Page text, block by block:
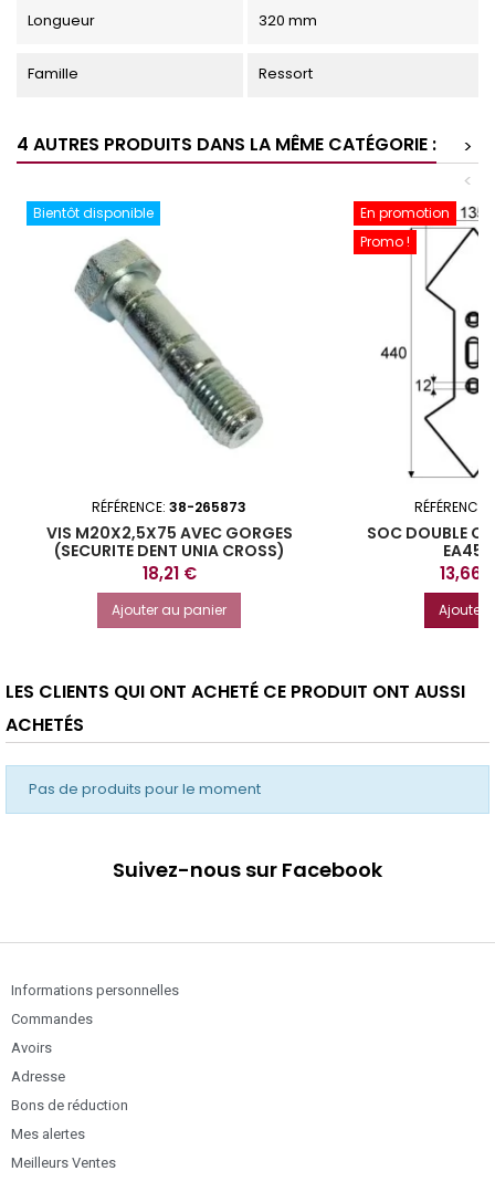
Longueur 320 mm
Famille Ressort
4 AUTRES PRODUITS DANS LA MÊME CATÉGORIE :
>
<
Bientôt disponible
RÉFÉRENCE: 38-265873
VIS M20X2,5X75 AVEC GORGES
(SECURITE DENT UNIA CROSS)
Prix
18,21 €
Ajouter au panier
En promotion
Promo !
RÉFÉRENCE:
SOC DOUBLE
EA45-
Prix
13,66
Ajouter
LES CLIENTS QUI ONT ACHETÉ CE PRODUIT ONT AUSSI
ACHETÉS
Pas de produits pour le moment
Suivez-nous sur Facebook
Informations personnelles
Commandes
Avoirs
Adresse
Bons de réduction
Mes alertes
Meilleurs Ventes